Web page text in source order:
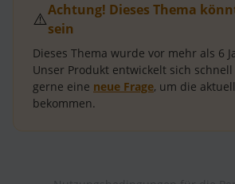
⚠️Achtung! Dieses Thema
sein
Dieses Thema wurde vor mehr als 6
Unser Produkt entwickelt sich
gerne eine neue Frage, um die
bekommen.